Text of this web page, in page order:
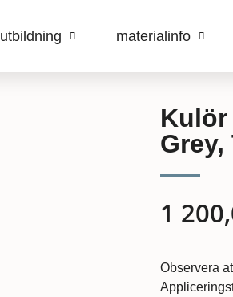
utbildning materialinfo
Kulör
Grey,
1
Observera